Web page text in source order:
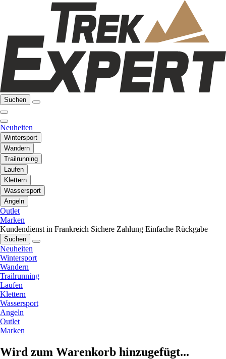
Suchen
Neuheiten
Wintersport
Wandern
Trailrunning
Laufen
Klettern
Wassersport
Angeln
Outlet
Marken
Kundendienst in Frankreich Sichere Zahlung Einfache Rückgabe
Suchen
Neuheiten
Wintersport
Wandern
Trailrunning
Laufen
Klettern
Wassersport
Angeln
Outlet
Marken
Wird zum Warenkorb hinzugefügt...